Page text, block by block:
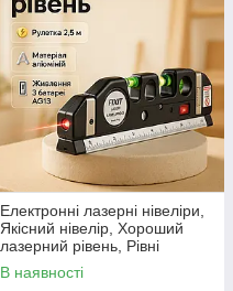
Електронні лазерні нівеліри,
Якісний нівелір, Хороший
лазерний рівень, Рівні
будівельні професійні OA-27
В наявності